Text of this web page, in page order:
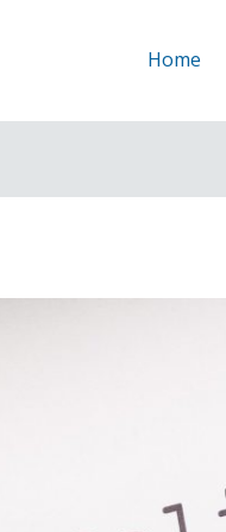
Home